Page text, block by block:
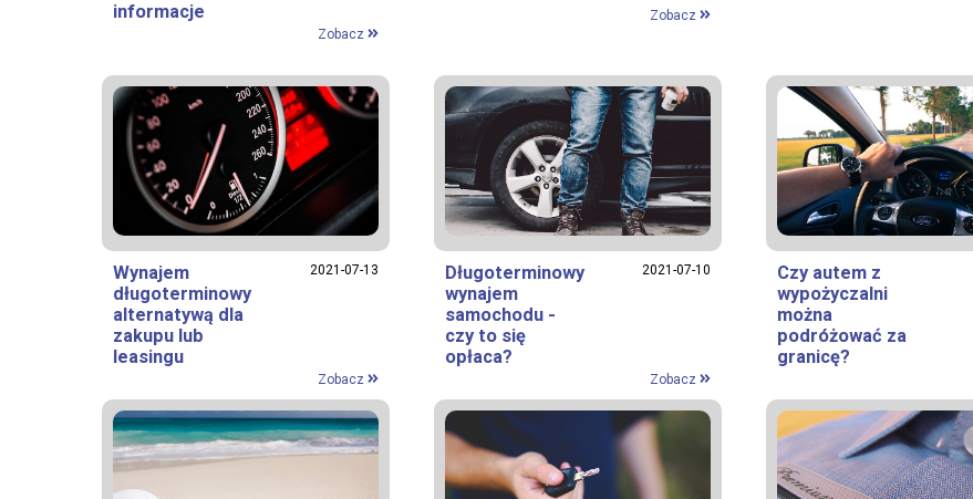
informacje
Zobacz
Zobacz
Wynajem
długoterminowy
alternatywą dla
zakupu lub
leasingu
2021-07-13
Zobacz
Długoterminowy
wynajem
samochodu -
czy to się
opłaca?
2021-07-10
Zobacz
Czy autem z
wypożyczalni
można
podróżować za
granicę?